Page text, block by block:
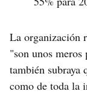
La organización
"son unos
también subraya
como de toda la